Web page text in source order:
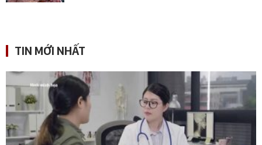
TIN MỚI NHẤT